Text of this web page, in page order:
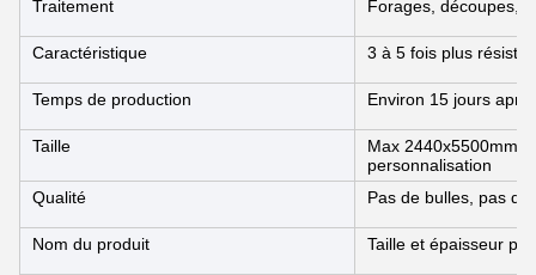
Traitement Forages, découpes,
Caractéristique 3 à 5 fois plus
Temps de production Environ 15 jours
Taille
Max 2440x5500mm,
personnalisation
Qualité
Pas de bulles, pas
Nom du produit Taille et épaisseur